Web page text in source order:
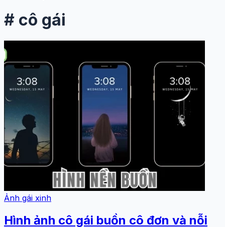
# cô gái
Ảnh gái xinh
Hình ảnh cô gái buồn cô đơn và nỗi